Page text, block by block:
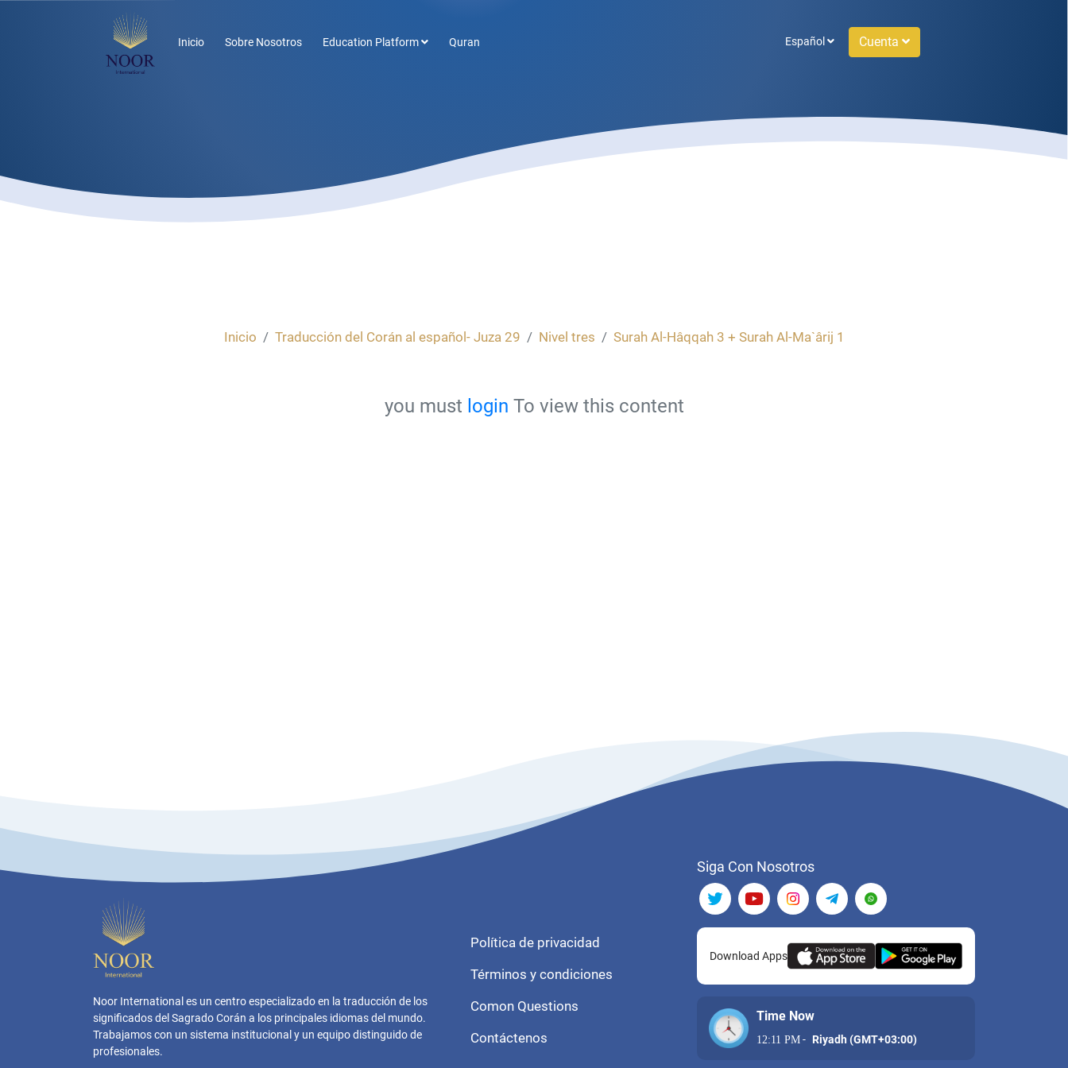
Inicio Sobre Nosotros Education Platform Quran Español Cuenta
Inicio Traducción del Corán al español- Juza 29 Nivel tres Surah Al-Hâqqah 3 + Surah Al-Ma`ârij 1
you must login To view this content
Noor International es un centro especializado en la traducción de los
significados del Sagrado Corán a los principales idiomas del mundo.
Trabajamos con un sistema institucional y un equipo distinguido de
profesionales.
Política de privacidad
Términos y condiciones
Comon Questions
Contáctenos
Siga Con Nosotros
Download Apps
Time Now
12:11 PM - Riyadh (GMT+03:00)